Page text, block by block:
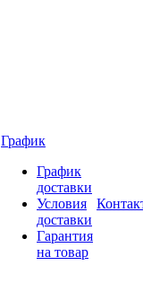
График
График
доставки
Условия
доставки
Гарантия
на товар